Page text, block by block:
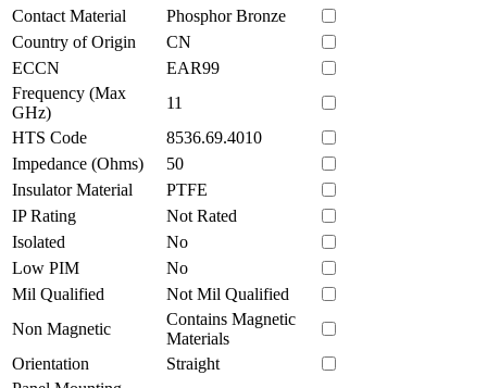
Contact Material
Phosphor Bronze
Country of Origin
CN
ECCN
EAR99
Frequency (Max
GHz)
11
HTS Code
8536.69.4010
Impedance (Ohms)
50
Insulator Material
PTFE
IP Rating
Not Rated
Isolated
No
Low PIM
No
Mil Qualified
Not Mil Qualified
Non Magnetic
Contains Magnetic
Materials
Orientation
Straight